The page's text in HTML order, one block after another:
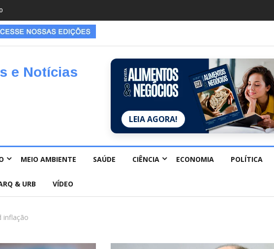
diário: mulheres estão redescobrindo hobbies para desacelerar
e Notícias
LEIA AGORA!
MEIO AMBIENTE SAÚDE CIÊNCIA ECONOMIA POLÍTICA
& URB VÍDEO
inflação